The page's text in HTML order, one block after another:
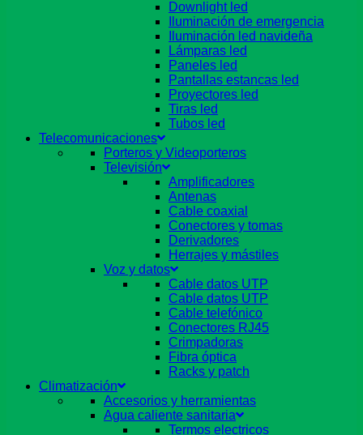
Downlight led
Iluminación de emergencia
Iluminación led navideña
Lámparas led
Paneles led
Pantallas estancas led
Proyectores led
Tiras led
Tubos led
Telecomunicaciones
Porteros y Videoporteros
Televisión
Amplificadores
Antenas
Cable coaxial
Conectores y tomas
Derivadores
Herrajes y mástiles
Voz y datos
Cable datos UTP
Cable datos UTP
Cable telefónico
Conectores RJ45
Crimpadoras
Fibra óptica
Racks y patch
Climatización
Accesorios y herramientas
Agua caliente sanitaria
Termos electricos